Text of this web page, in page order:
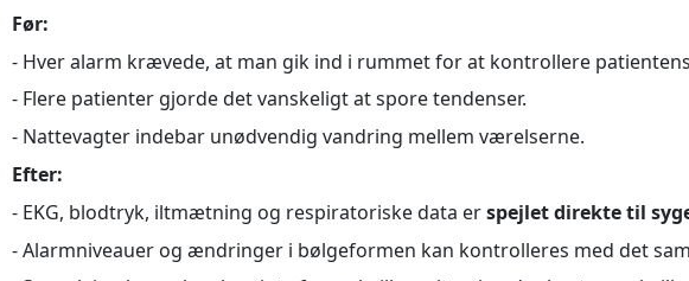
Før:
- Hver alarm krævede, at man gik ind i rummet for at kontrollere
- Flere patienter gjorde det vanskeligt at spore tendenser.
- Nattevagter indebar unødvendig vandring mellem værelserne.
Efter:
- EKG, blodtryk, iltmætning og respiratoriske data erspejlet direkte til
- Alarmniveauer og ændringer i bølgeformen kan kontrolleres med det